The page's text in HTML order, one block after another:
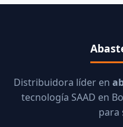
Distribuidora líder en
tecnología SAAD en
para